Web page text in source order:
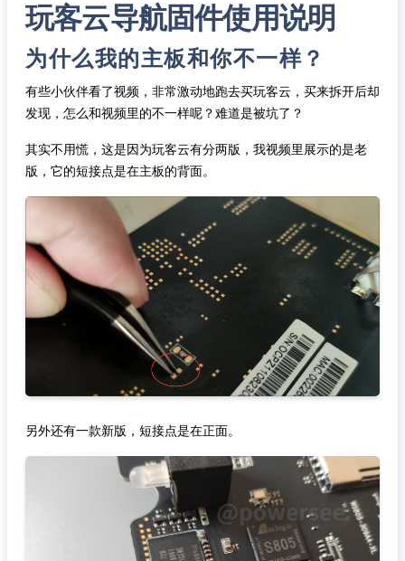
玩客云导航固件使用说明
为什么我的主板和你不一样？
有些小伙伴看了视频，非常激动地跑去买玩客云，买来拆开后却
发现，怎么和视频里的不一样呢？难道是被坑了？
其实不用慌，这是因为玩客云有分两版，我视频里展示的是老
版，它的短接点是在主板的背面。
另外还有一款新版，短接点是在正面。